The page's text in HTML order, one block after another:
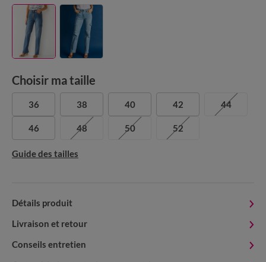
Choisir ma taille
36 38 40 42 44
46 48 50 52
Guide des tailles
Détails produit
Livraison et retour
Conseils entretien